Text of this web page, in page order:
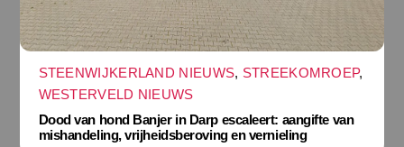
STEENWIJKERLAND NIEUWS, STREEKOMROEP,
WESTERVELD NIEUWS
Dood van hond Banjer in Darp escaleert: aangifte van
mishandeling, vrijheidsberoving en vernieling